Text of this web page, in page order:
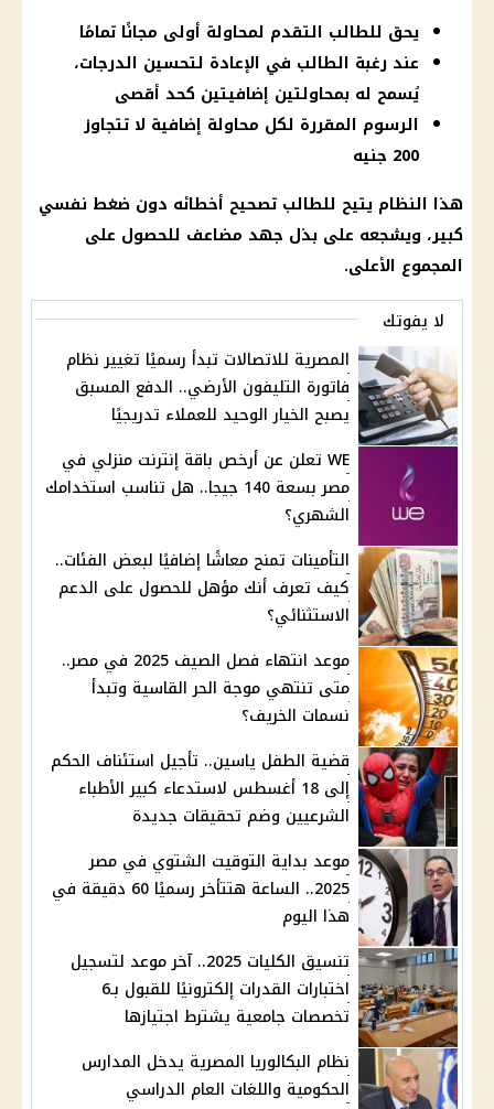
يحق للطالب التقدم لمحاولة أولى مجانًا تمامًا
عند رغبة الطالب في الإعادة لتحسين الدرجات،
يُسمح له بمحاولتين إضافيتين كحد أقصى
الرسوم المقررة لكل محاولة إضافية لا تتجاوز
200 جنيه
هذا النظام يتيح للطالب تصحيح أخطائه دون ضغط نفسي
كبير، ويشجعه على بذل جهد مضاعف للحصول على
المجموع الأعلى.
لا يفوتك
المصرية للاتصالات تبدأ رسميًا تغيير نظام
فاتورة التليفون الأرضي.. الدفع المسبق
يصبح الخيار الوحيد للعملاء تدريجيًا
WE تعلن عن أرخص باقة إنترنت منزلي في
مصر بسعة 140 جيجا.. هل تناسب استخدامك
الشهري؟
التأمينات تمنح معاشًا إضافيًا لبعض الفئات..
كيف تعرف أنك مؤهل للحصول على الدعم
الاستثنائي؟
موعد انتهاء فصل الصيف 2025 في مصر..
متى تنتهي موجة الحر القاسية وتبدأ
نسمات الخريف؟
قضية الطفل ياسين.. تأجيل استئناف الحكم
إلى 18 أغسطس لاستدعاء كبير الأطباء
الشرعيين وضم تحقيقات جديدة
موعد بداية التوقيت الشتوي في مصر
2025.. الساعة هتتأخر رسميًا 60 دقيقة في
هذا اليوم
تنسيق الكليات 2025.. آخر موعد لتسجيل
اختبارات القدرات إلكترونيًا للقبول بـ6
تخصصات جامعية يشترط اجتيازها
نظام البكالوريا المصرية يدخل المدارس
الحكومية واللغات العام الدراسي